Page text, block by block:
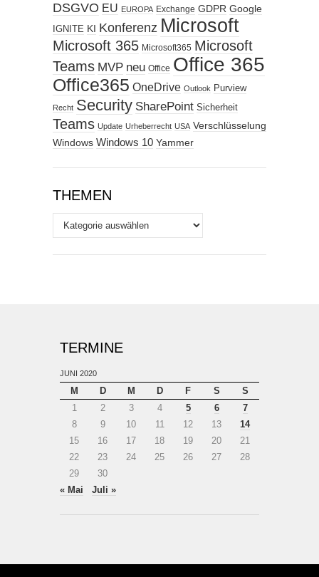
DSGVO EU EUROPA Exchange GDPR Google
IGNITE KI Konferenz Microsoft
Microsoft 365 Microsoft365 Microsoft
Teams MVP neu Office Office 365
Office365 OneDrive Outlook Purview
Recht Security SharePoint Sicherheit
Teams Update Urheberrecht USA Verschlüsselung
Windows Windows 10 Yammer
THEMEN
Themen
TERMINE
JUNI 2020
M D M D F S
S
1
2 3 4 5 6
7
8
9 10 11 12 13
14
15
16 17 18 19 20
21
22
23 24 25 26 27
28
29
30
« Mai
Juli »